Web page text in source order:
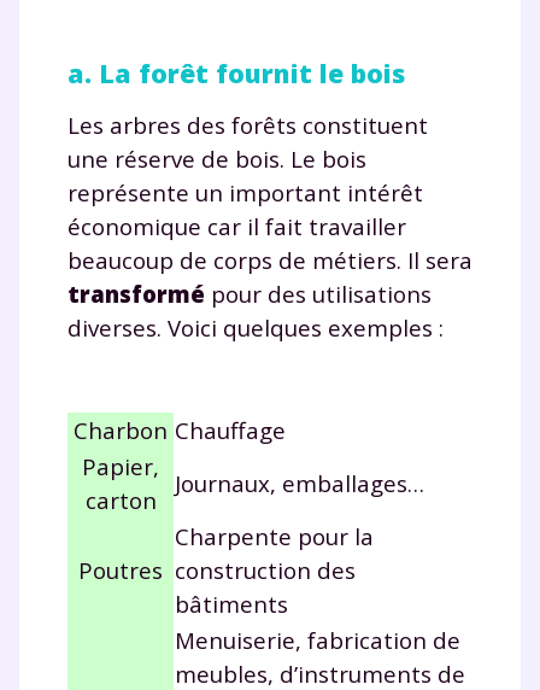
a. La forêt fournit le bois
Les arbres des forêts constituent
une réserve de bois. Le bois
représente un important intérêt
économique car il fait travailler
beaucoup de corps de métiers. Il sera
transformé pour des utilisations
diverses. Voici quelques exemples :
Charbon Chauffage
Papier,
carton
Journaux, emballages…
Poutres
Charpente pour la
construction des
bâtiments
Menuiserie, fabrication de
meubles, d’instruments de